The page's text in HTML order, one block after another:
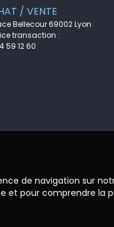
/ VENTE
Bellecour 69002 Lyon
transaction :
59 12 60
de navigation sur
et pour comprendre la